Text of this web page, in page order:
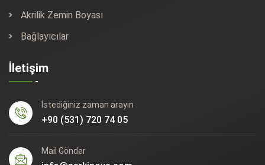
Akrilik Zemin Boyası
Bağlayıcılar
İletişim
İstediğiniz zaman arayın
+90 (531) 720 74 05
Mail Gönder